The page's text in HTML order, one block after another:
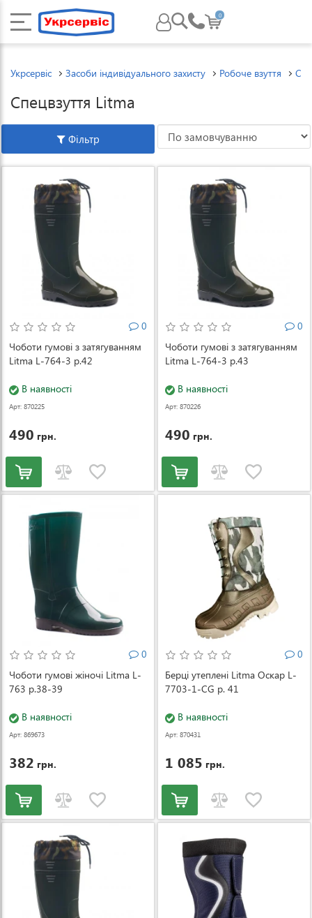
0
Укрсервіс Засоби індивідуального захисту Робоче взуття
Спецвзуття Litma
Фільтр
0
Чоботи гумові з затягуванням
Litma L-764-3 р.42
В наявності
Арт: 870225
490 грн.
0
Чоботи гумові з затягуванням
Litma L-764-3 р.43
В наявності
Арт: 870226
490 грн.
0
Чоботи гумові жіночі Litma L-
763 р.38-39
В наявності
Арт: 869673
382 грн.
0
Берці утеплені Litma Оскар L-
7703-1-CG р. 41
В наявності
Арт: 870431
1 085 грн.